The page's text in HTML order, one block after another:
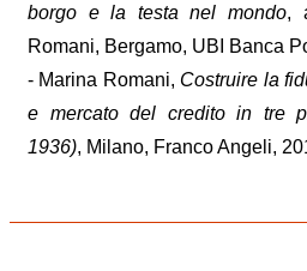
borgo e la testa nel mondo,
Romani, Bergamo, UBI Banca
- Marina Romani, Costruire la
e mercato del credito in tre
1936), Milano, Franco Angeli,